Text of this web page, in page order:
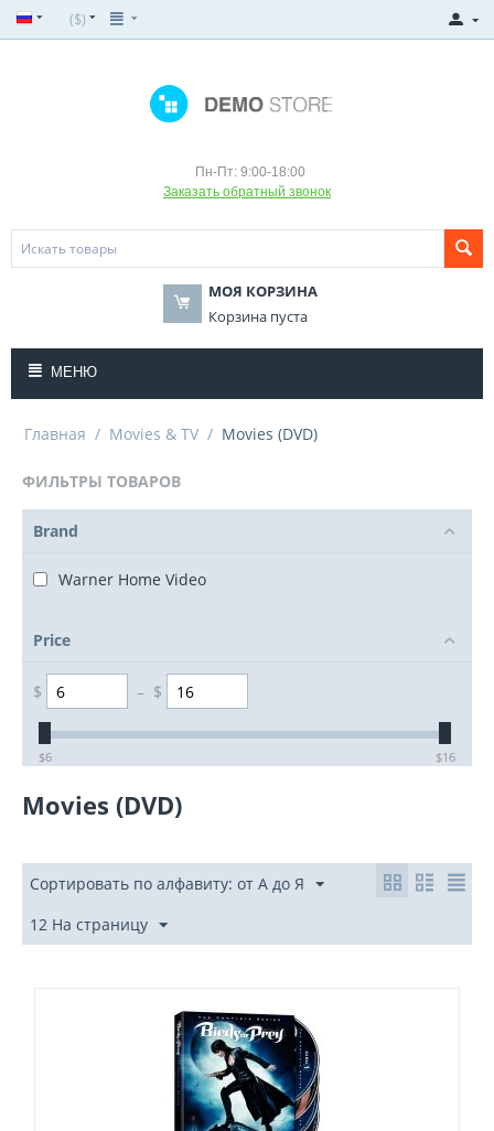
($)
Пн-Пт: 9:00-18:00
Заказать обратный звонок
МОЯ КОРЗИНА
Корзина пуста
МЕНЮ
Главная / Movies & TV / Movies (DVD)
ФИЛЬТРЫ ТОВАРОВ
Brand
Warner Home Video
Price
$ – $
‎$6 ‎$16
Movies (DVD)
Сортировать по алфавиту: от А до Я
12 На страницу